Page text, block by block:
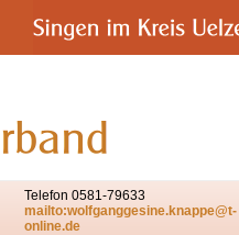
Telefon 0581-79633
mailto:wolfganggesine.knappe@t-
online.de